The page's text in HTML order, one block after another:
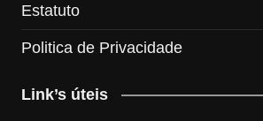
Estatuto
Politica de Privacidade
Link’s úteis